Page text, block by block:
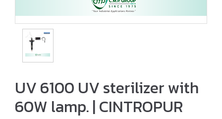
UV 6100 UV sterilizer with
60W lamp. | CINTROPUR